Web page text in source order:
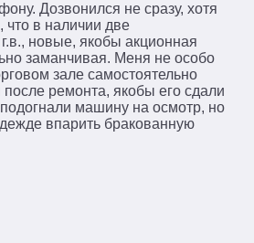
Дозвонился не сразу, хотя
что в наличии две
новые, якобы акционная
заманчивая. Меня не особо
зале самостоятельно
ремонта, якобы его сдали
машину на осмотр, но
впарить бракованную